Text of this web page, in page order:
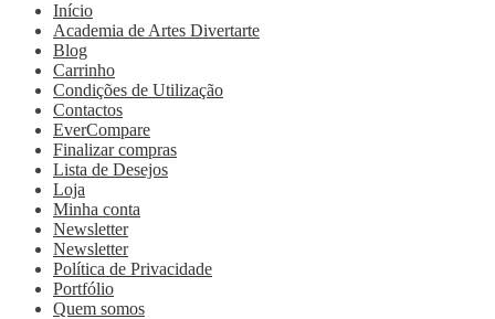
Início
Academia de Artes Divertarte
Blog
Carrinho
Condições de Utilização
Contactos
EverCompare
Finalizar compras
Lista de Desejos
Loja
Minha conta
Newsletter
Newsletter
Política de Privacidade
Portfólio
Quem somos